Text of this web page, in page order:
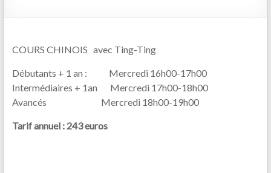
COURS CHINOIS avec Ting-Ting
Débutants + 1 an : Mercredi 16h00-17h00
Intermédiaires + 1an Mercredi 17h00-18h00
Avancés Mercredi 18h00-19h00
Tarif annuel : 243 euros